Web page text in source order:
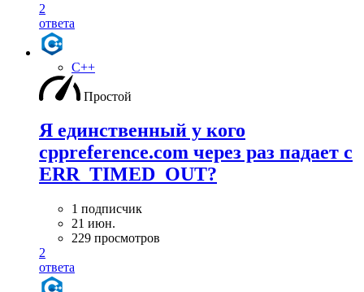
2
ответа
C++
Простой
Я единственный у кого
cppreference.com через раз падает с
ERR_TIMED_OUT?
1 подписчик
21 июн.
229 просмотров
2
ответа